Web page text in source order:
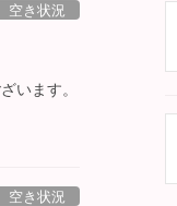
空き状況
います。
空き状況